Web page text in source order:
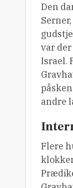
Den
var der
Israel.
andre
Flere